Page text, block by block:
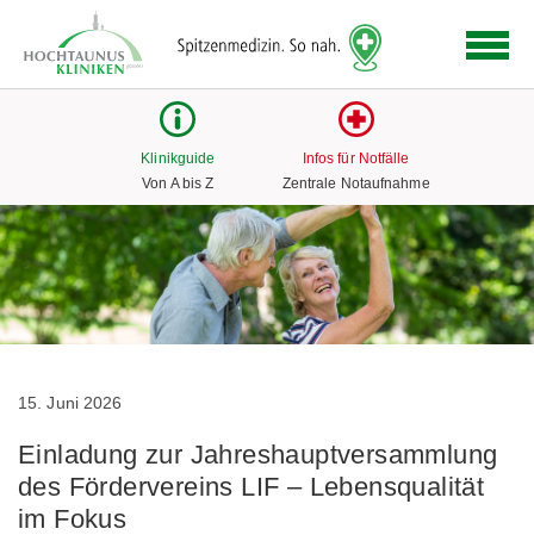
Link
zur
Startseite
Klinikguide
Von A bis Z
Infos für Notfälle
Zentrale Notaufnahme
15. Juni 2026
Einladung zur Jahreshauptversammlung
des Fördervereins LIF – Lebensqualität
im Fokus